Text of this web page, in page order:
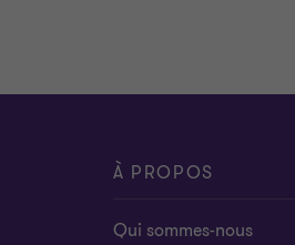
À PROPOS
Qui sommes-nous